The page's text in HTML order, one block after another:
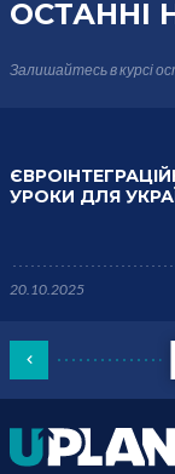
ОСТАННІ
Залишайтесь в курсі
УРОКИ ДЛЯ
20.10.2025